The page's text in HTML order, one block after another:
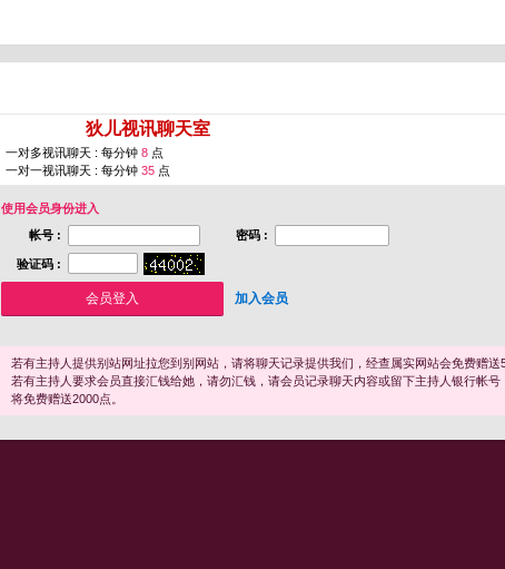
狄儿视讯聊天室
一对多视讯聊天 : 每分钟 8 点
一对一视讯聊天 : 每分钟 35 点
使用会员身份进入
帐号 :
密码 :
验证码 :
加入会员
若有主持人提供别站网址拉您到别网站，请将聊天记录提供我们，经查属实网站会免费赠送
若有主持人要求会员直接汇钱给她，请勿汇钱，请会员记录聊天内容或留下主持人银行帐
将免费赠送2000点。